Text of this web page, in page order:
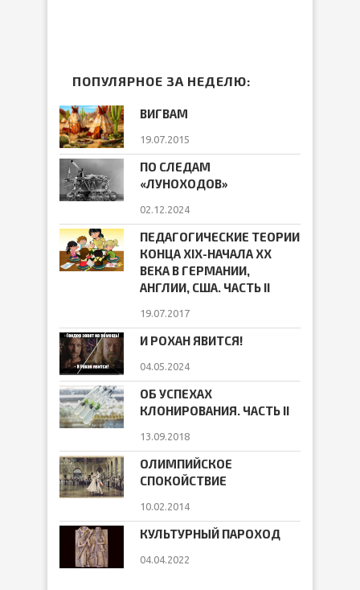
ПОПУЛЯРНОЕ ЗА НЕДЕЛЮ:
ВИГВАМ
19.07.2015
ПО СЛЕДАМ
«ЛУНОХОДОВ»
02.12.2024
ПЕДАГОГИЧЕСКИЕ ТЕОРИИ
КОНЦА ХIХ-НАЧАЛА ХХ
ВЕКА В ГЕРМАНИИ,
АНГЛИИ, США. ЧАСТЬ II
19.07.2017
И РОХАН ЯВИТСЯ!
04.05.2024
ОБ УСПЕХАХ
КЛОНИРОВАНИЯ. ЧАСТЬ II
13.09.2018
ОЛИМПИЙСКОЕ
СПОКОЙСТВИЕ
10.02.2014
КУЛЬТУРНЫЙ ПАРОХОД
04.04.2022